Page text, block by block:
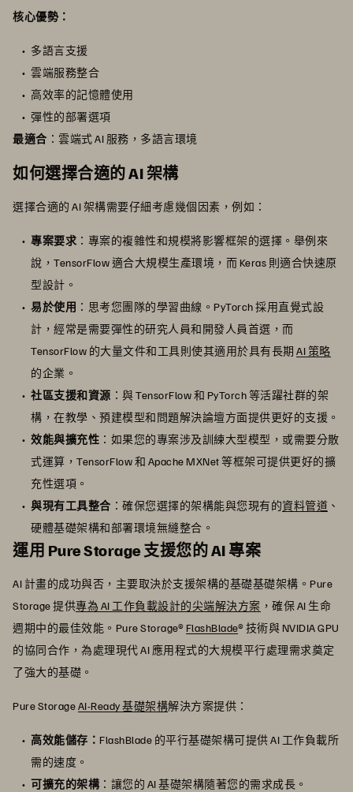
核心優勢：
多語言支援
雲端服務整合
高效率的記憶體使用
彈性的部署選項
最適合 ：雲端式 AI 服務，多語言環境
如何選擇合適的 AI 架構
選擇合適的 AI 架構需要仔細考慮幾個因素，例如：
專案要求 ：專案的複雜性和規模將影響框架的選擇。舉例來
說，TensorFlow 適合大規模生產環境，而 Keras 則適合快速原
型設計。
易於使用 ：思考您團隊的學習曲線。PyTorch 採用直覺式設
計，經常是需要彈性的研究人員和開發人員首選，而
TensorFlow 的大量文件和工具則使其適用於具有長期 AI 策略
的企業。
社區支援和資源 ：與 TensorFlow 和 PyTorch 等活躍社群的架
構，在教學、預建模型和問題解決論壇方面提供更好的支援。
效能與擴充性 ：如果您的專案涉及訓練大型模型，或需要分散
式運算，TensorFlow 和 Apache MXNet 等框架可提供更好的擴
充性選項。
與現有工具整合 ：確保您選擇的架構能與您現有的資料管道 、
硬體基礎架構和部署環境無縫整合。
運用 Pure Storage 支援您的 AI 專案
AI 計畫的成功與否，主要取決於支援架構的基礎基礎架構。Pure
Storage 提供專為 AI 工作負載設計的尖端解決方案 ，確保 AI 生命
週期中的最佳效能。Pure Storage® FlashBlade® 技術與 NVIDIA GPU
的協同合作，為處理現代 AI 應用程式的大規模平行處理需求奠定
了強大的基礎。
Pure StorageAI-Ready 基礎架構解決方案提供：
高效能儲存： FlashBlade 的平行基礎架構可提供 AI 工作負載所
需的速度。
可擴充的架構：讓您的 AI 基礎架構隨著您的需求成長。